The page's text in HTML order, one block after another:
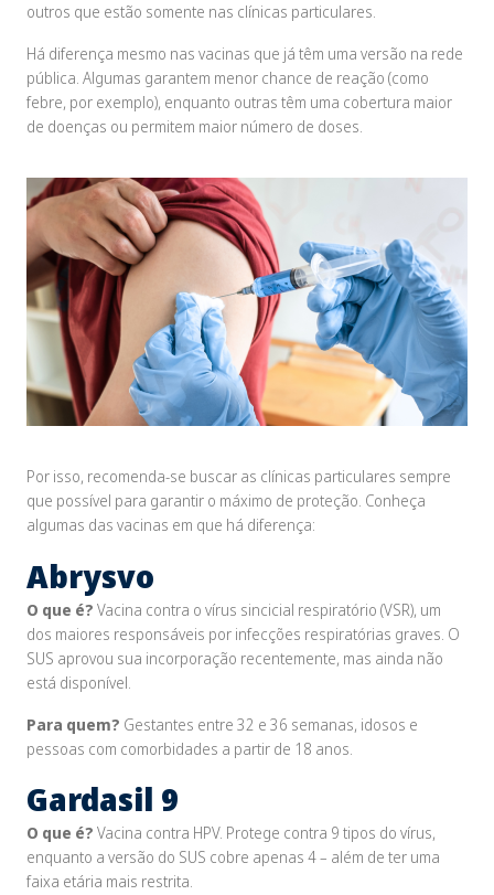
outros que estão somente nas clínicas particulares.
Há diferença mesmo nas vacinas que já têm uma versão na rede
pública. Algumas garantem menor chance de reação (como
febre, por exemplo), enquanto outras têm uma cobertura maior
de doenças ou permitem maior número de doses.
Por isso, recomenda-se buscar as clínicas particulares sempre
que possível para garantir o máximo de proteção. Conheça
algumas das vacinas em que há diferença:
Abrysvo
O que é? Vacina contra o vírus sincicial respiratório (VSR), um
dos maiores responsáveis por infecções respiratórias graves. O
SUS aprovou sua incorporação recentemente, mas ainda não
está disponível.
Para quem? Gestantes entre 32 e 36 semanas, idosos e
pessoas com comorbidades a partir de 18 anos.
Gardasil 9
O que é? Vacina contra HPV. Protege contra 9 tipos do vírus,
enquanto a versão do SUS cobre apenas 4 – além de ter uma
faixa etária mais restrita.